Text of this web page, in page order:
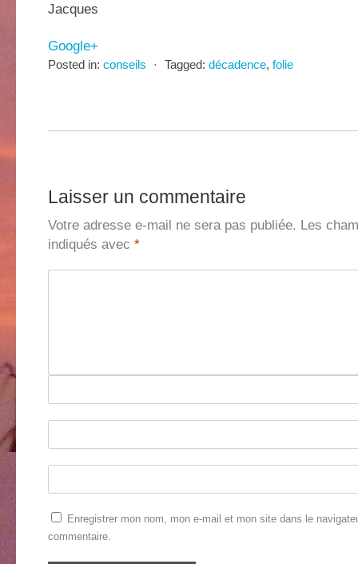
Jacques
Google+
Posted in: conseils ⋅ Tagged: décadence, folie
Laisser un commentaire
Votre adresse e-mail ne sera pas publiée. Les
indiqués avec *
Enregistrer mon nom, mon e-mail et mon site dans le
commentaire.